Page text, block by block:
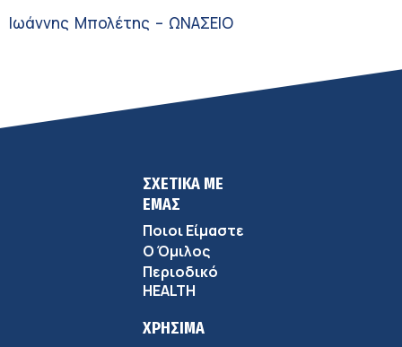
Ιωάννης Μπολέτης – ΩΝΑΣΕΙΟ
ΣΧΕΤΙΚΑ ΜΕ
ΕΜΑΣ
Ποιοι Είμαστε
Ο Όμιλος
Περιοδικό
HEALTH
ΧΡΗΣΙΜΑ